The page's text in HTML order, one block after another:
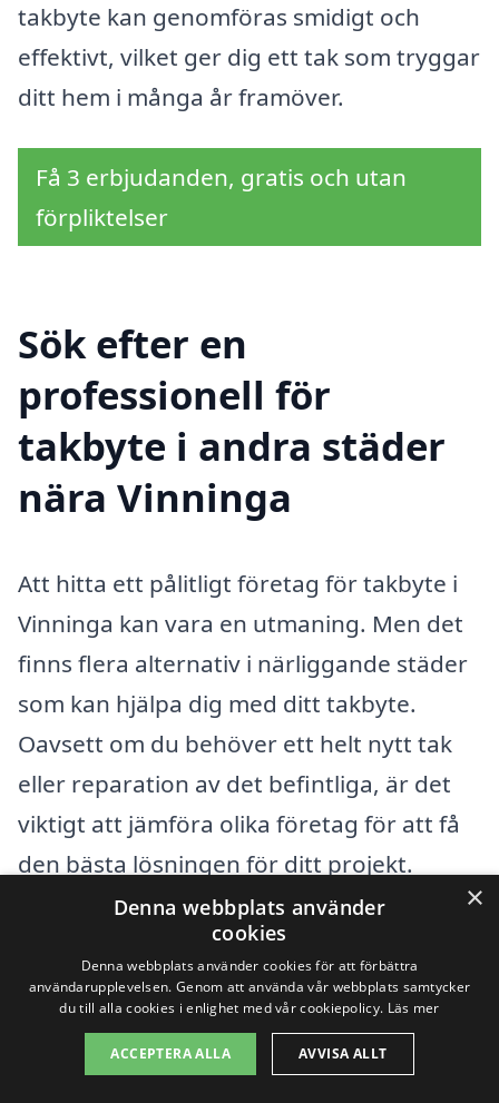
takbyte kan genomföras smidigt och
effektivt, vilket ger dig ett tak som tryggar
ditt hem i många år framöver.
Få 3 erbjudanden, gratis och utan
förpliktelser
Sök efter en
professionell för
takbyte i andra städer
nära Vinninga
Att hitta ett pålitligt företag för takbyte i
Vinninga kan vara en utmaning. Men det
finns flera alternativ i närliggande städer
som kan hjälpa dig med ditt takbyte.
Oavsett om du behöver ett helt nytt tak
eller reparation av det befintliga, är det
viktigt att jämföra olika företag för att få
den bästa lösningen för ditt projekt.
Några av städerna i närheten av Vinninga
som erbjuder takbytjänster inkluderar:
Lidköping
×
Denna webbplats använder
cookies
Denna webbplats använder cookies för att förbättra
användarupplevelsen. Genom att använda vår webbplats samtycker
du till alla cookies i enlighet med vår cookiepolicy. Läs mer
ACCEPTERA ALLA AVVISA ALLT